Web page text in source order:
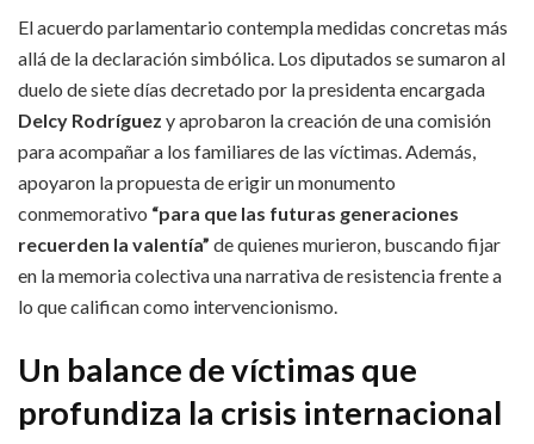
El acuerdo parlamentario contempla medidas concretas más
allá de la declaración simbólica. Los diputados se sumaron al
duelo de siete días decretado por la presidenta encargada
Delcy Rodríguez y aprobaron la creación de una comisión
para acompañar a los familiares de las víctimas. Además,
apoyaron la propuesta de erigir un monumento
conmemorativo “para que las futuras generaciones
recuerden la valentía” de quienes murieron, buscando fijar
en la memoria colectiva una narrativa de resistencia frente a
lo que califican como intervencionismo.
Un balance de víctimas que
profundiza la crisis internacional